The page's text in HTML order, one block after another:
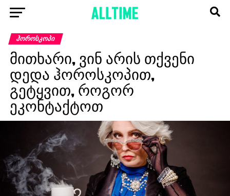
ᲰᲝᲠᲝᲡᲙᲝᲞᲘ
მითხარი, ვინ არის თქვენი
დედა ჰოროსკოპით,
გეტყვით, როგორ
ეკონტაქტოთ